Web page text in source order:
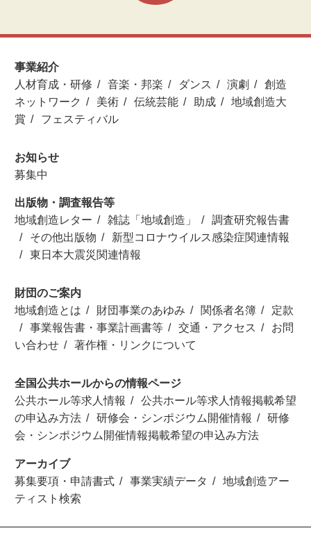
事業紹介
人材育成・研修
音楽・邦楽 ダンス 演劇
創造
ネットワーク
美術 伝統芸能 助成
地域創造大
賞
フェスティバル
お知らせ
募集中
出版物・調査報告等
地域創造レター
雑誌「地域創造」
調査研究報告書
その他出版物
新型コロナウイルス感染症関連情報
東日本大震災関連情報
財団のご案内
地域創造とは
財団事業のあゆみ 関係者名簿
定款
事業報告書・事業計画書等
交通・アクセス
お問
い合わせ
著作権・リンクについて
全国公共ホールからの情報ページ
公共ホール等求人情報
公共ホール等求人情報掲載希望
の申込み方法
研修会・シンポジウム開催情報
研修
会・シンポジウム開催情報掲載希望の申込み方法
アーカイブ
募集要項・申請書式
事業実績データ
地域創造アー
ティスト検索